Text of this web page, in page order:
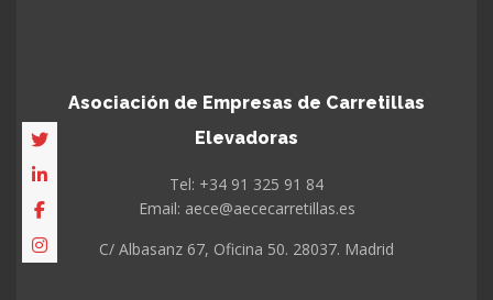
Asociación de Empresas de Carretillas
Elevadoras
Tel: +34 91 325 91 84
Email: aece@aececarretillas.es
C/ Albasanz 67, Oficina 50. 28037. Madrid